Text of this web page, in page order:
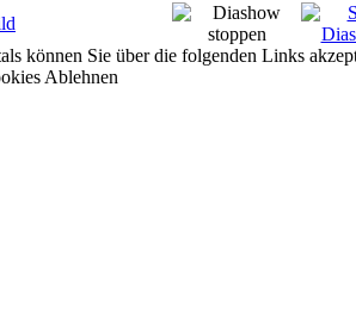
können Sie über die folgenden Links
Ablehnen